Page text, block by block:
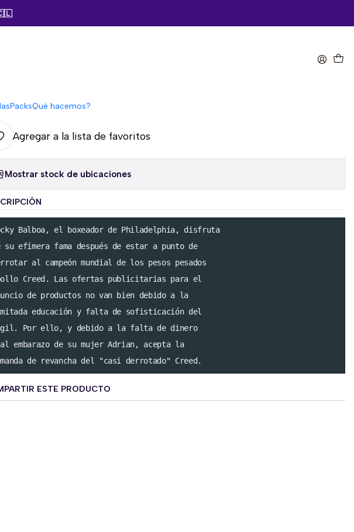
PacksQué hacemos?
2
2
Comprar ahora
Agregar a la lista de favoritos
Mostrar stock de ubicaciones
Balboa, el boxeador de Philadelphia, disfruta
su efímera fama después de estar a punto de
al campeón mundial de los pesos pesados
Creed. Las ofertas publicitarias para el
de productos no van bien debido a la
educación y falta de sofisticación del
Por ello, y debido a la falta de dinero
embarazo de su mujer Adrian, acepta la
de revancha del "casi derrotado" Creed.
ESTE PRODUCTO